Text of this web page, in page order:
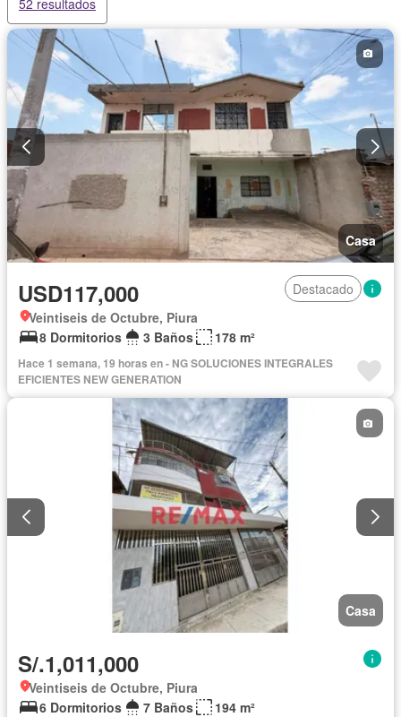
Casa
USD117,000
Destacado
Veintiseis de Octubre, Piura
8 Dormitorios
3 Baños 178 m²
Hace 1 semana, 19 horas en - NG SOLUCIONES INTEGRALES
EFICIENTES NEW GENERATION
Casa
S/.1,011,000
Veintiseis de Octubre, Piura
6 Dormitorios
7 Baños
194 m²